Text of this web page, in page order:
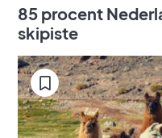
85 procent
skipiste